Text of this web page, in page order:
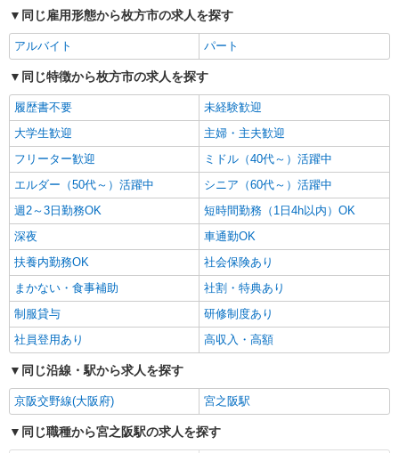
上野3-1-1）
すき家 307号枚方津田西店
すき家の店舗スタッフ（接客・調理・清掃な
ど）
大阪府枚方市津田西町1-2-1
キープ 詳細を見る
アルバイト パート
なか卯 枚方養父店
接客・調理スタッフ（簡単な接客・調理・清
深夜時給と同額〉
キープ
同じ雇用形態から枚方市の求人を探す
アルバイト パート
同じ特徴から枚方市の求人を探す
履歴書不要
未経験歓迎
大学生歓迎
主婦・主夫歓迎
フリーター歓迎
ミドル（40代～）活躍中
エルダー（50代～）活躍中
シニア（60代～）活躍中
週2～3日勤務OK
短時間勤務（1日4h以内）OK
深夜
車通勤OK
扶養内勤務OK
社会保険あり
まかない・食事補助
社割・特典あり
制服貸与
研修制度あり
社員登用あり
高収入・高額
同じ沿線・駅から求人を探す
京阪交野線(大阪府) 宮之阪駅
同じ職種から宮之阪駅の求人を探す